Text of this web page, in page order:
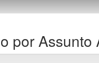
por